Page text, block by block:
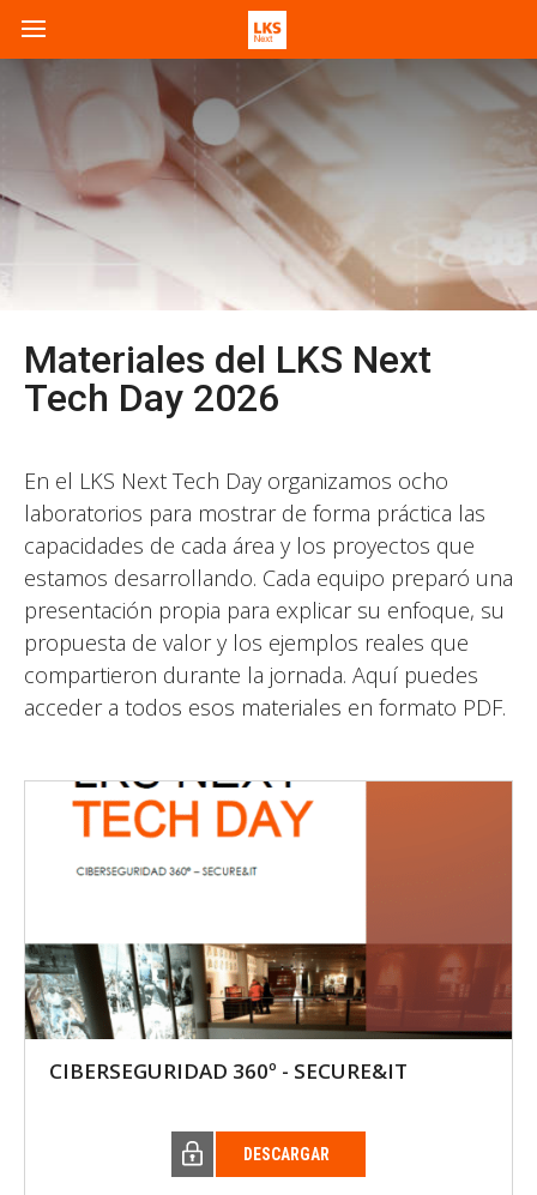
Materiales del LKS Next
Tech Day 2026
En el LKS Next Tech Day organizamos ocho
laboratorios para mostrar de forma práctica las
capacidades de cada área y los proyectos que
estamos desarrollando. Cada equipo preparó una
presentación propia para explicar su enfoque, su
propuesta de valor y los ejemplos reales que
compartieron durante la jornada. Aquí puedes
acceder a todos esos materiales en formato PDF.
CIBERSEGURIDAD 360º - SECURE&IT
DESCARGAR